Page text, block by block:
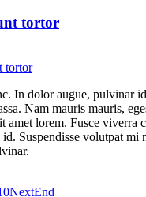
tortor
In dolor augue, pulvinar
Nam mauris mauris,
amet lorem. Fusce viverra
Suspendisse volutpat mi
NextEnd